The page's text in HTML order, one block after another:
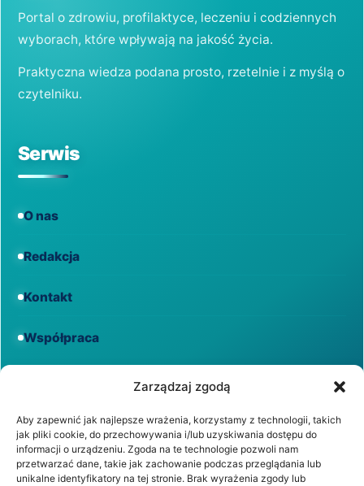
Zarządzaj zgodą
Aby zapewnić jak najlepsze wrażenia, korzystamy z technologii, takich
jak pliki cookie, do przechowywania i/lub uzyskiwania dostępu do
informacji o urządzeniu. Zgoda na te technologie pozwoli nam
przetwarzać dane, takie jak zachowanie podczas przeglądania lub
unikalne identyfikatory na tej stronie. Brak wyrażenia zgody lub
Portal o zdrowiu, profilaktyce, leczeniu i codziennych
wyborach, które wpływają na jakość życia.
Praktyczna wiedza podana prosto, rzetelnie i z myślą o
czytelniku.
Serwis
O nas
Redakcja
Kontakt
Współpraca
Regulamin